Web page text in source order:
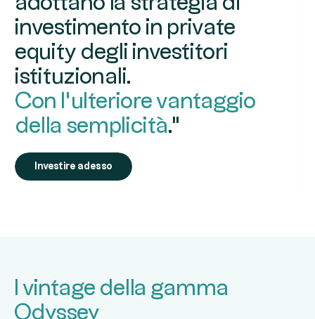
investimento in private
equity degli investitori
istituzionali.
Con l'ulteriore vantaggio
della semplicità."
Investire adesso
I vintage della gamma
Odyssey